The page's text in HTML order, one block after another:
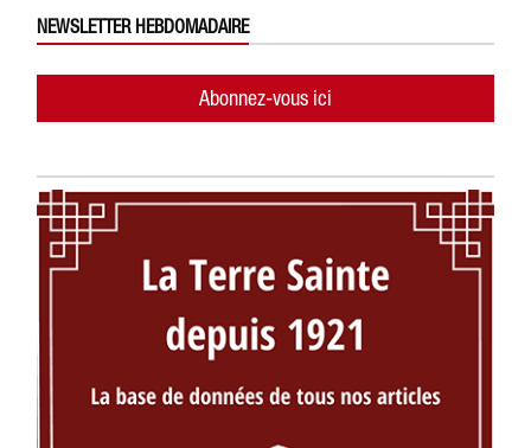
NEWSLETTER HEBDOMADAIRE
Abonnez-vous ici